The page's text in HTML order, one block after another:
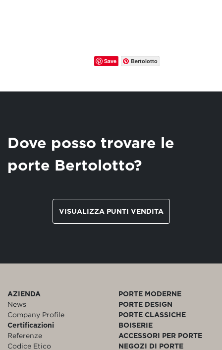
Save Bertolotto
Dove posso trovare le
porte Bertolotto?
VISUALIZZA PUNTI VENDITA
AZIENDA
News
Company Profile
Certificazioni
Referenze
Codice Etico
PORTE MODERNE
PORTE DESIGN
PORTE CLASSICHE
BOISERIE
ACCESSORI PER PORTE
NEGOZI DI PORTE